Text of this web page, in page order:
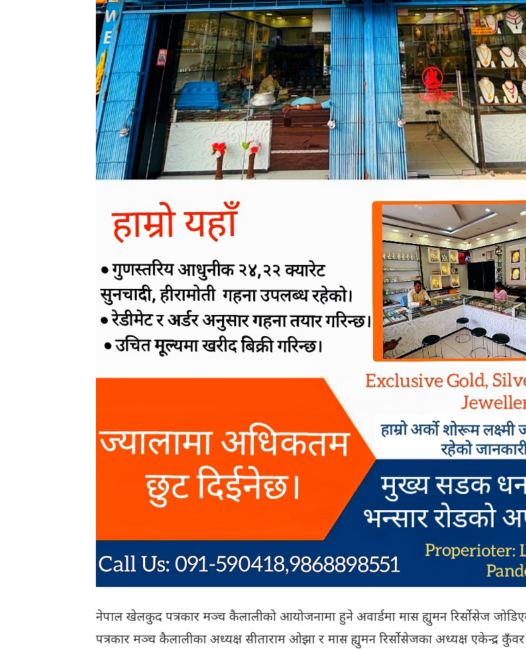
नेपाल खेलकुद पत्रकार मञ्च कैलालीको आयोजनामा हुने अवार्डमा मास ह्युमन रिर्सोसेज
पत्रकार मञ्च कैलालीका अध्यक्ष सीताराम ओझा र मास ह्युमन रिर्सोसेजका अध्यक्ष एकेन्द्र कुँवर